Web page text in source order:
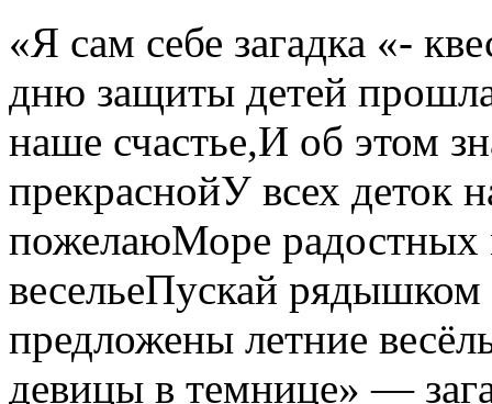
«Я сам себе загадка «-
дню защиты детей
наше счастье,И об этом
прекраснойУ всех деток
пожелаюМоре
весельеПускай
предложены летние
девицы в темнице» —